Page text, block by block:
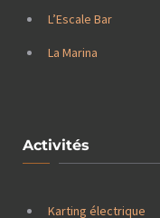
L’Escale Bar
La Marina
Activités
Karting électrique